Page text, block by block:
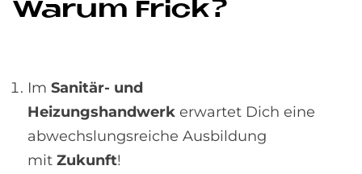
Wa­rum Frick?
Im Sanitär- und
Heizungshandwerk erwartet Dich eine
abwechslungsreiche Ausbildung
mit Zukunft!